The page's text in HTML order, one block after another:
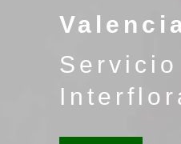
Servicio